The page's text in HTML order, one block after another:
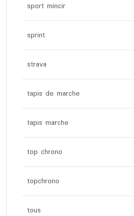
sport mincir
sprint
strava
tapis de marche
tapis marche
top chrono
topchrono
tous